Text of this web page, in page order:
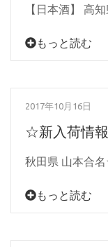
【日本酒】 高
もっと読む
2017年10月16日
☆新入荷情
秋田県 山本合
もっと読む